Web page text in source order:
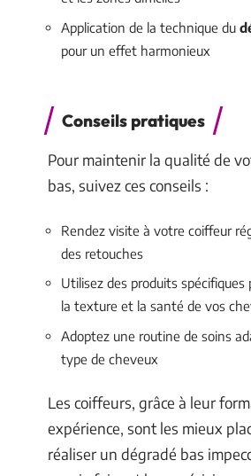
Application de la technique du
pour un effet harmonieux
Conseils pratiques
Pour maintenir la qualité de
bas, suivez ces conseils :
Rendez visite à votre coiffeur
des retouches
Utilisez des produits
la texture et la santé de vos
Adoptez une routine de soins
type de cheveux
Les coiffeurs, grâce à leur
expérience, sont les mieux
réaliser un dégradé bas